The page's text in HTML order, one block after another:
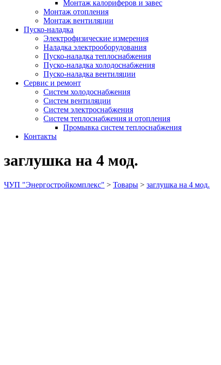
Монтаж калориферов и завес
Монтаж отопления
Монтаж вентиляции
Пуско-наладка
Электрофизические измерения
Наладка электрооборудования
Пуско-наладка теплоснабжения
Пуско-наладка холодоснабжения
Пуско-наладка вентиляции
Сервис и ремонт
Систем холодоснабжения
Систем вентиляции
Систем электроснабжения
Систем теплоснабжения и отопления
Промывка систем теплоснабжения
Контакты
заглушка на 4 мод.
ЧУП "Энергостройкомплекс" > Товары > заглушка на 4 мод.